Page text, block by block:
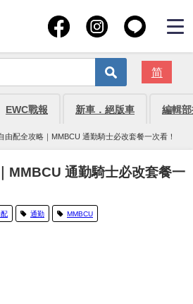
简
EWC戰報 新車．絕版車 編輯
由配全攻略｜MMBCU 通勤騎士必改套餐一次看！
MMBCU 通勤騎士必改套餐一
配 通勤 MMBCU